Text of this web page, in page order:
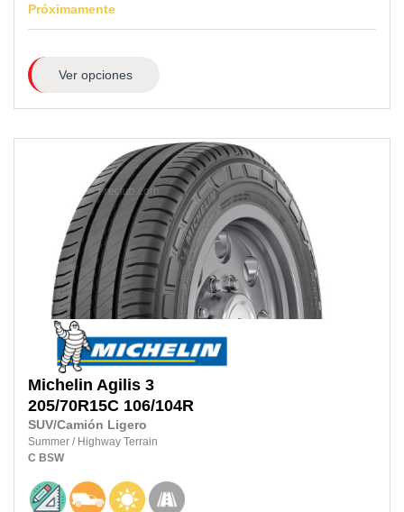
Próximamente
Ver opciones
Michelin Agilis 3
205/70R15C 106/104R
SUV/Camión Ligero
Summer / Highway Terrain
C BSW